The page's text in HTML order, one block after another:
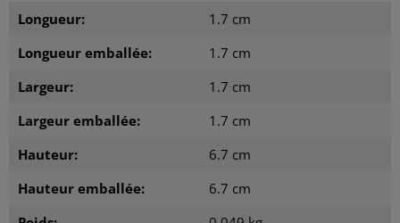
Longueur:
1.7 cm
Longueur emballée:
1.7 cm
Largeur:
1.7 cm
Largeur emballée:
1.7 cm
Hauteur:
6.7 cm
Hauteur emballée:
6.7 cm